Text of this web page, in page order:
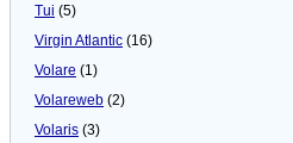
Tui (5)
Virgin Atlantic (16)
Volare (1)
Volareweb (2)
Volaris (3)